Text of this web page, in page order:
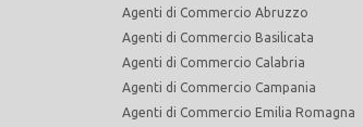
Agenti di Commercio Abruzzo
Agenti di Commercio Basilicata
Agenti di Commercio Calabria
Agenti di Commercio Campania
Agenti di Commercio Emilia Romagna